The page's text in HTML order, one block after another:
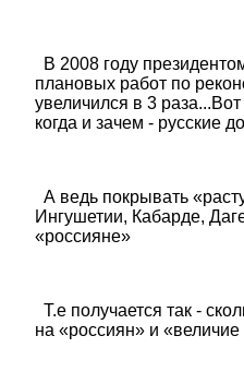
В 2008 году
плановых работ по
увеличился в 3
когда и зачем - русские
А ведь покрывать
Ингушетии, Кабарде,
«россияне»
Т.е получается так -
на «россиян» и «величие